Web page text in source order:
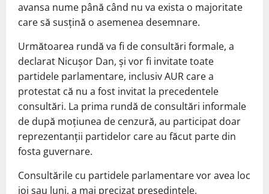
avansa nume până când nu va exista o majoritate
care să susțină o asemenea desemnare.
Următoarea rundă va fi de consultări formale, a
declarat Nicușor Dan, și vor fi invitate toate
partidele parlamentare, inclusiv AUR care a
protestat că nu a fost invitat la precedentele
consultări. La prima rundă de consultări informale
de după moțiunea de cenzură, au participat doar
reprezentanții partidelor care au făcut parte din
fosta guvernare.
Consultările cu partidele parlamentare vor avea loc
joi sau luni, a mai precizat președintele.